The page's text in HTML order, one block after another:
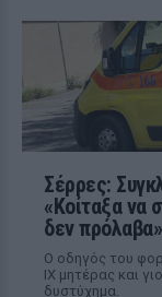
Σέρρες:
«Κοίταξα να
δεν πρόλαβα»
Ο οδηγός του
ΙΧ μητέρας και
δυστύχημα.